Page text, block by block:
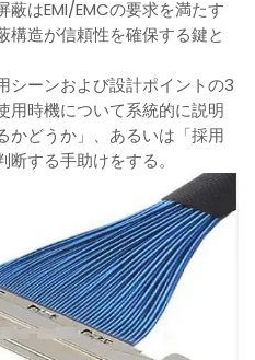
はEMI/EMCの要求を満たす
構造が信頼性を確保する鍵と
シーンおよび設計ポイントの3
用時機について系統的に説明
かどうか」、あるいは「採用
する手助けをする。